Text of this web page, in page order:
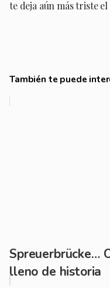
te deja aún más triste
También te puede
Spreuerbrücke…
lleno de historia